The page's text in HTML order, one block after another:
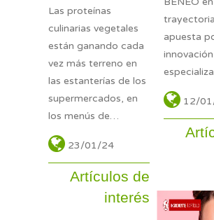
Las proteínas
culinarias vegetales
están ganando cada
vez más terreno en
las estanterías de los
supermercados, en
los menús de…
23/01/24
Artículos de
interés
apuesta
innovación
12/